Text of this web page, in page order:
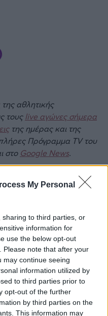
My Personal
to third parties, or
information for
use the below opt-out
Please note that after your
may continue seeing
information utilized by
to third parties prior to
opt-out of the further
by third parties on the
This information may
της αθλητικής
τους live αγώνες σήμερα
της ημέρας και της
Πρόγραμμα TV του
στο Google News.
το συμβόλαιό μου είχε
Αστέρα: «Αξίζω πολύ
πιθανότητα να